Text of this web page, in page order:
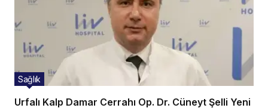
Urfalı Kalp Damar Cerrahı Op. Dr. Cüneyt Şelli Yeni
Sağlık